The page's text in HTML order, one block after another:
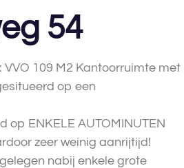
54
VVO 109 M2 Kantoorruimte met
op een
op ENKELE AUTOMINUTEN
zeer weinig aanrijtijd!
nabij enkele grote